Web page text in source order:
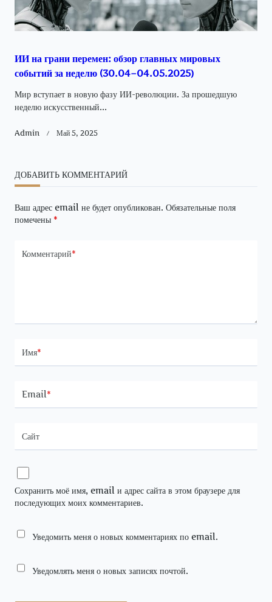
ИИ на грани перемен: обзор главных мировых
событий за неделю (30.04–04.05.2025)
Мир вступает в новую фазу ИИ-революции. За прошедшую
неделю искусственный...
Admin Май 5, 2025
ДОБАВИТЬ КОММЕНТАРИЙ
Ваш адрес email не будет опубликован. Обязательные поля
помечены *
Комментарий*
Имя*
Email *
Сайт
Сохранить моё имя, email и адрес сайта в этом браузере для
последующих моих комментариев.
Уведомить меня о новых комментариях по email.
Уведомлять меня о новых записях почтой.